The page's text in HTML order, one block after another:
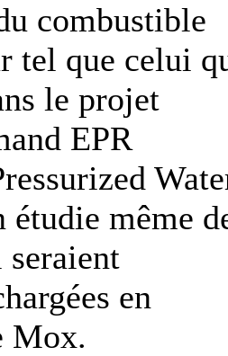
combustible
tel que celui
le projet
EPR
étudie même
en
Mox.